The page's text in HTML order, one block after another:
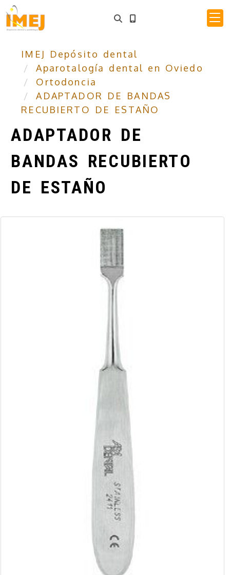
IMEJ Depósito dental
Aparotalogía dental en Oviedo
Ortodoncia
ADAPTADOR DE BANDAS
RECUBIERTO DE ESTAÑO
ADAPTADOR DE
BANDAS RECUBIERTO
DE ESTAÑO